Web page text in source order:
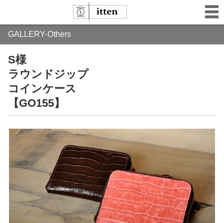
GALLERY-Others
S様
ラウンドジップ
コインケース
【GO155】